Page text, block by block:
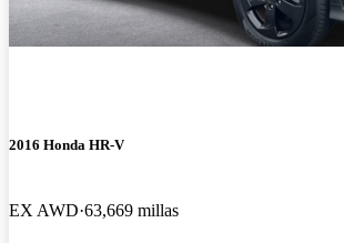
2016 Honda HR-V
EX AWD 63,669 millas